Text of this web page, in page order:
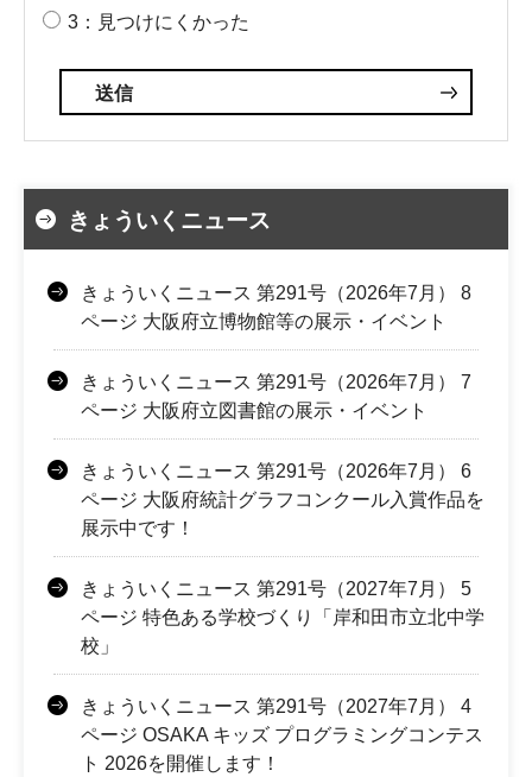
3：見つけにくかった
きょういくニュース
きょういくニュース 第291号（2026年7月） 8
ページ 大阪府立博物館等の展示・イベント
きょういくニュース 第291号（2026年7月） 7
ページ 大阪府立図書館の展示・イベント
きょういくニュース 第291号（2026年7月） 6
ページ 大阪府統計グラフコンクール入賞作品を
展示中です！
きょういくニュース 第291号（2027年7月） 5
ページ 特色ある学校づくり「岸和田市立北中学
校」
きょういくニュース 第291号（2027年7月） 4
ページ OSAKA キッズ プログラミングコンテス
ト 2026を開催します！